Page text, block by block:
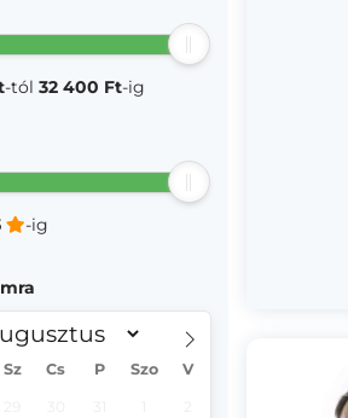
-tól 32 400 Ft-ig
-ig
Sz Cs P Szo V